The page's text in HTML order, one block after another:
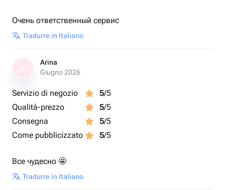
Очень ответственный сервис
Tradurre in Italiano
Arina
Giugno 2026
Servizio di negozio 5/5
Qualità-prezzo
5/5
Consegna
5/5
Come pubblicizzato
5/5
Все чудесно 🤩
Tradurre in Italiano